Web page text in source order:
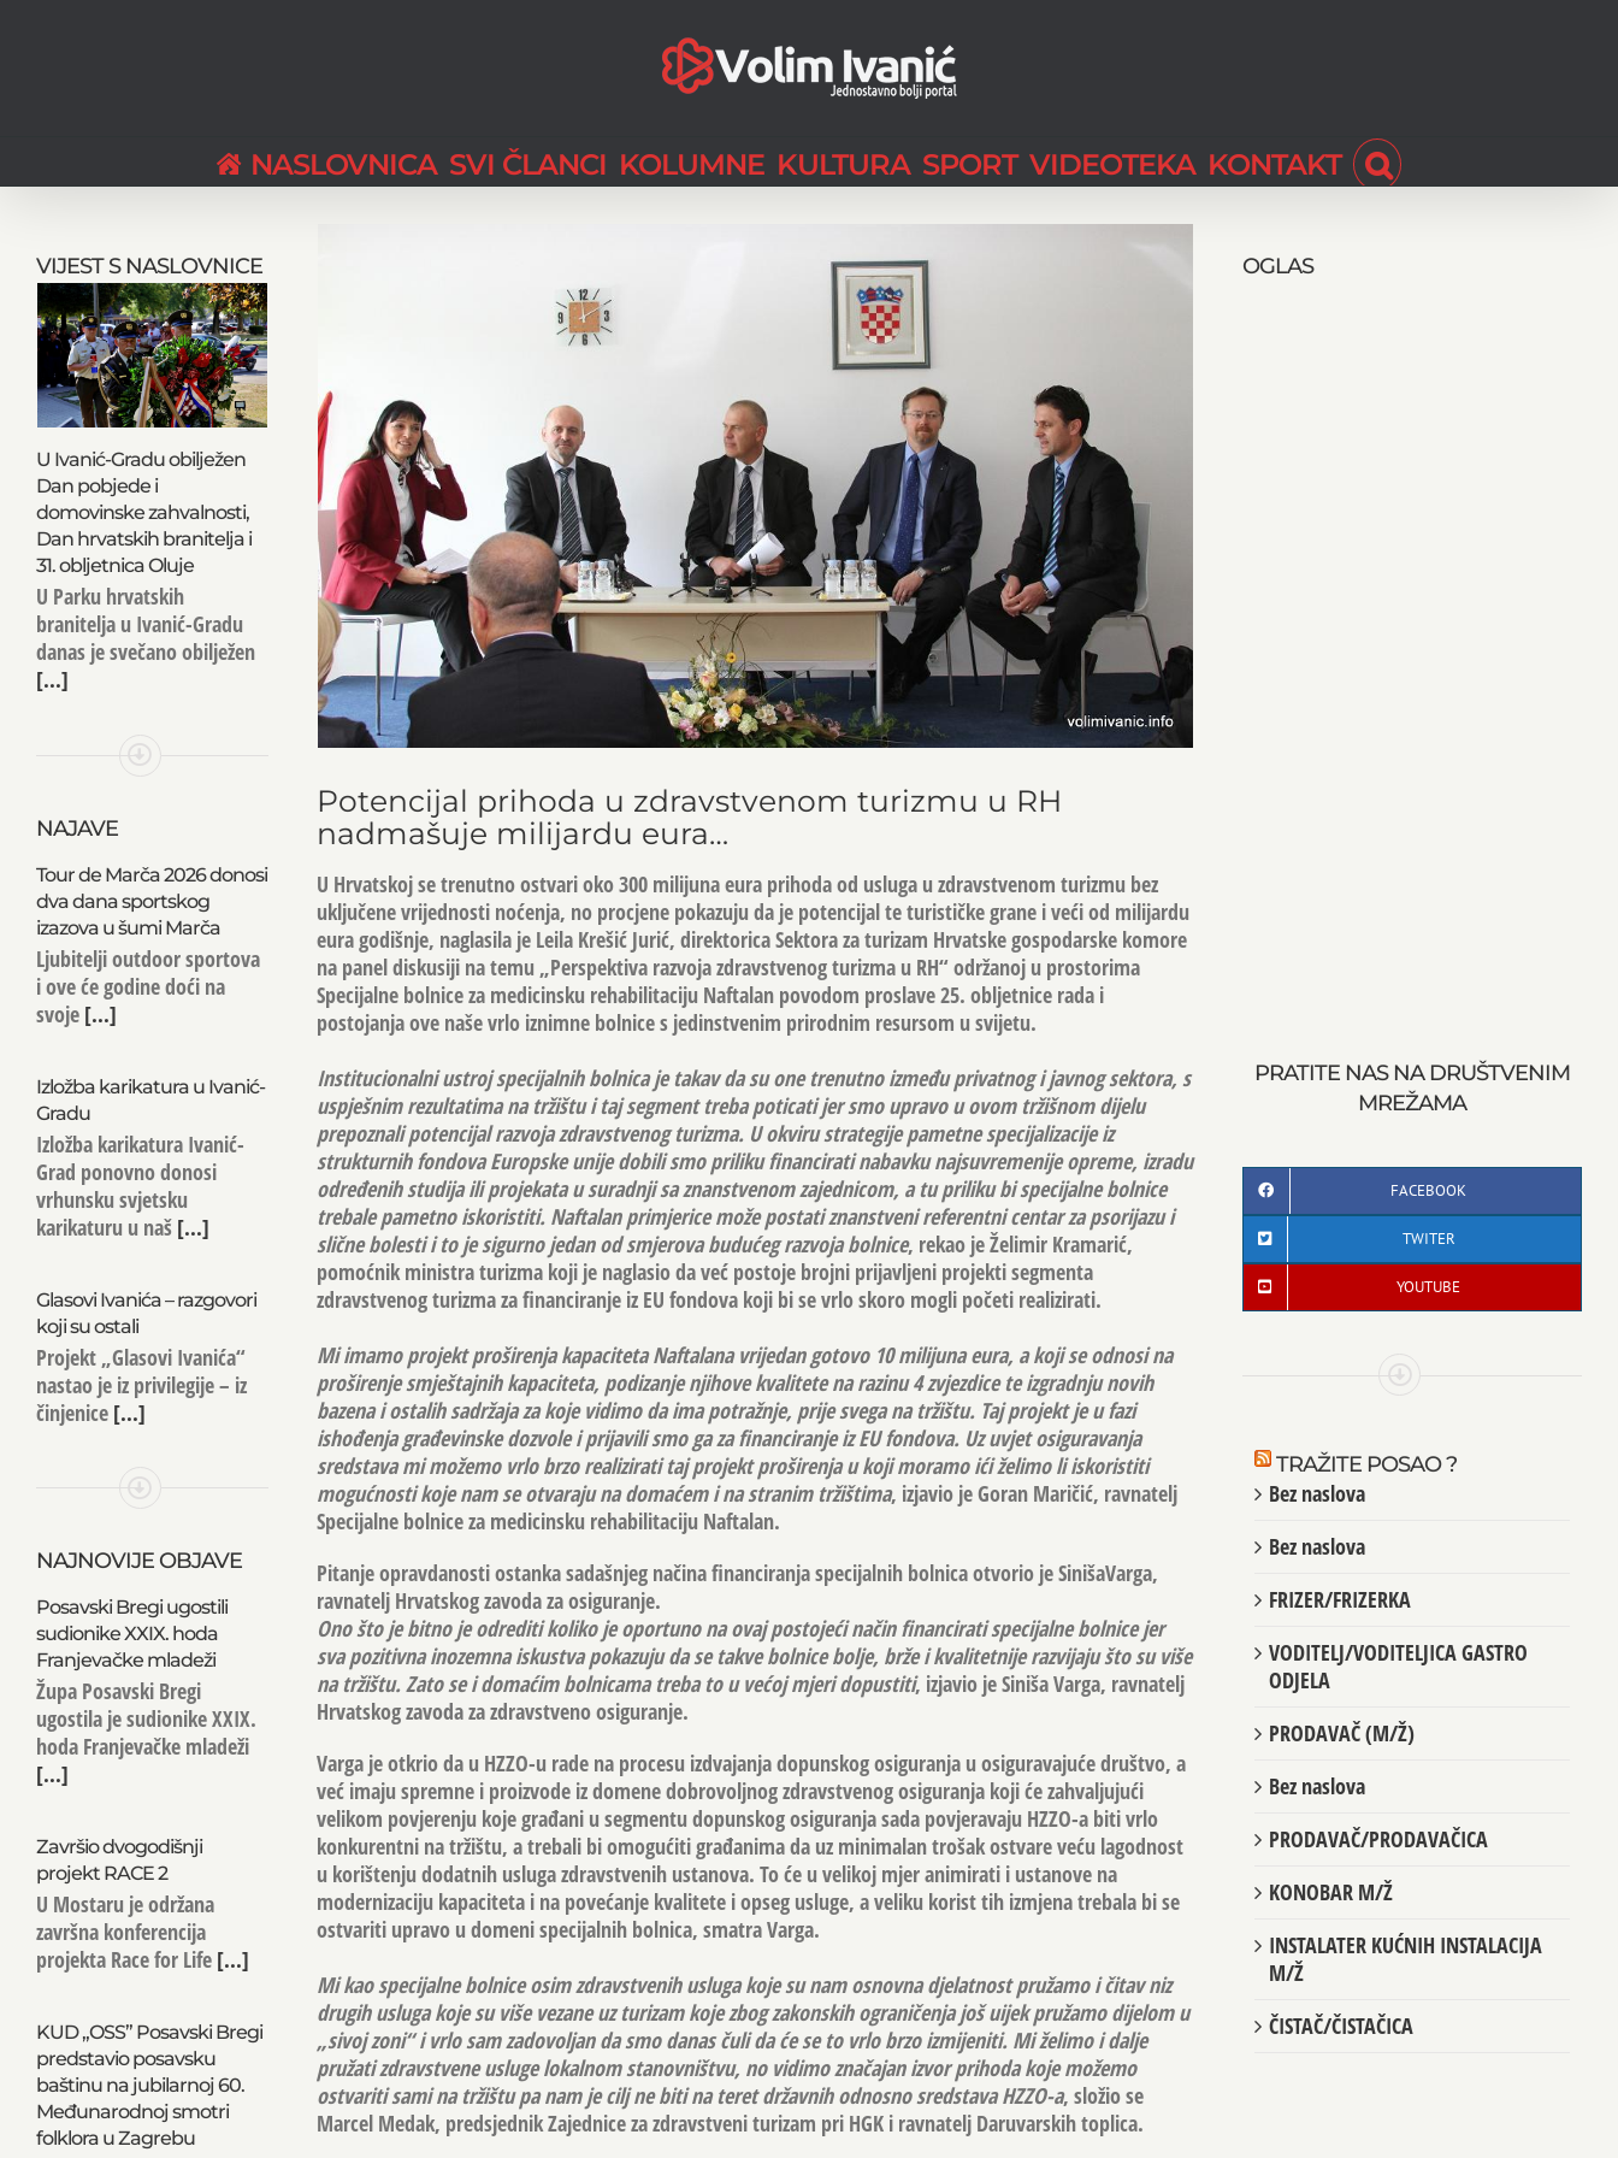
NASLOVNICA SVI ČLANCI KOLUMNE KULTURA SPORT VIDEOTEKA KONTAKT
Potencijal prihoda u zdravstvenom turizmu u RH
nadmašuje milijardu eura…
U Hrvatskoj se trenutno ostvari oko 300 milijuna eura prihoda od usluga u zdravstvenom turizmu bez
uključene vrijednosti noćenja, no procjene pokazuju da je potencijal te turističke grane i veći od milijardu
eura godišnje, naglasila je Leila Krešić Jurić, direktorica Sektora za turizam Hrvatske gospodarske komore
na panel diskusiji na temu „Perspektiva razvoja zdravstvenog turizma u RH“ održanoj u prostorima
Specijalne bolnice za medicinsku rehabilitaciju Naftalan povodom proslave 25. obljetnice rada i
postojanja ove naše vrlo iznimne bolnice s jedinstvenim prirodnim resursom u svijetu.
Institucionalni ustroj specijalnih bolnica je takav da su one trenutno između privatnog i javnog sektora, s
uspješnim rezultatima na tržištu i taj segment treba poticati jer smo upravo u ovom tržišnom dijelu
prepoznali potencijal razvoja zdravstvenog turizma. U okviru strategije pametne specijalizacije iz
strukturnih fondova Europske unije dobili smo priliku financirati nabavku najsuvremenije opreme, izradu
određenih studija ili projekata u suradnji sa znanstvenom zajednicom, a tu priliku bi specijalne bolnice
trebale pametno iskoristiti. Naftalan primjerice može postati znanstveni referentni centar za psorijazu i
slične bolesti i to je sigurno jedan od smjerova budućeg razvoja bolnice, rekao je Želimir Kramarić,
pomoćnik ministra turizma koji je naglasio da već postoje brojni prijavljeni projekti segmenta
zdravstvenog turizma za financiranje iz EU fondova koji bi se vrlo skoro mogli početi realizirati.
Mi imamo projekt proširenja kapaciteta Naftalana vrijedan gotovo 10 milijuna eura, a koji se odnosi na
proširenje smještajnih kapaciteta, podizanje njihove kvalitete na razinu 4 zvjezdice te izgradnju novih
bazena i ostalih sadržaja za koje vidimo da ima potražnje, prije svega na tržištu. Taj projekt je u fazi
ishođenja građevinske dozvole i prijavili smo ga za financiranje iz EU fondova. Uz uvjet osiguravanja
sredstava mi možemo vrlo brzo realizirati taj projekt proširenja u koji moramo ići želimo li iskoristiti
mogućnosti koje nam se otvaraju na domaćem i na stranim tržištima, izjavio je Goran Maričić, ravnatelj
Specijalne bolnice za medicinsku rehabilitaciju Naftalan.
Pitanje opravdanosti ostanka sadašnjeg načina financiranja specijalnih bolnica otvorio je SinišaVarga,
ravnatelj Hrvatskog zavoda za osiguranje.
Ono što je bitno je odrediti koliko je oportuno na ovaj postojeći način financirati specijalne bolnice jer
sva pozitivna inozemna iskustva pokazuju da se takve bolnice bolje, brže i kvalitetnije razvijaju što su više
na tržištu. Zato se i domaćim bolnicama treba to u većoj mjeri dopustiti, izjavio je Siniša Varga, ravnatelj
Hrvatskog zavoda za zdravstveno osiguranje.
Varga je otkrio da u HZZO-u rade na procesu izdvajanja dopunskog osiguranja u osiguravajuće društvo, a
već imaju spremne i proizvode iz domene dobrovoljnog zdravstvenog osiguranja koji će zahvaljujući
velikom povjerenju koje građani u segmentu dopunskog osiguranja sada povjeravaju HZZO-a biti vrlo
konkurentni na tržištu, a trebali bi omogućiti građanima da uz minimalan trošak ostvare veću lagodnost
u korištenju dodatnih usluga zdravstvenih ustanova. To će u velikoj mjer animirati i ustanove na
modernizaciju kapaciteta i na povećanje kvalitete i opseg usluge, a veliku korist tih izmjena trebala bi se
ostvariti upravo u domeni specijalnih bolnica, smatra Varga.
Mi kao specijalne bolnice osim zdravstvenih usluga koje su nam osnovna djelatnost pružamo i čitav niz
drugih usluga koje su više vezane uz turizam koje zbog zakonskih ograničenja još uijek pružamo dijelom u
„sivoj zoni“ i vrlo sam zadovoljan da smo danas čuli da će se to vrlo brzo izmijeniti. Mi želimo i dalje
pružati zdravstvene usluge lokalnom stanovništvu, no vidimo značajan izvor prihoda koje možemo
ostvariti sami na tržištu pa nam je cilj ne biti na teret državnih odnosno sredstava HZZO-a, složio se
Marcel Medak, predsjednik Zajednice za zdravstveni turizam pri HGK i ravnatelj Daruvarskih toplica.
VIJEST S NASLOVNICE
U Ivanić-Gradu obilježen
Dan pobjede i
domovinske zahvalnosti,
Dan hrvatskih branitelja i
31. obljetnica Oluje
U Parku hrvatskih
branitelja u Ivanić-Gradu
danas je svečano obilježen
[...]
NAJAVE
Tour de Marča 2026 donosi
dva dana sportskog
izazova u šumi Marča
Ljubitelji outdoor sportova
i ove će godine doći na
svoje[...]
Izložba karikatura u Ivanić-
Gradu
Izložba karikatura Ivanić-
Grad ponovno donosi
vrhunsku svjetsku
karikaturu u naš[...]
Glasovi Ivanića – razgovori
koji su ostali
Projekt „Glasovi Ivanića“
nastao je iz privilegije – iz
činjenice[...]
NAJNOVIJE OBJAVE
Posavski Bregi ugostili
sudionike XXIX. hoda
Franjevačke mladeži
Župa Posavski Bregi
ugostila je sudionike XXIX.
hoda Franjevačke mladeži
[...]
Završio dvogodišnji
projekt RACE 2
U Mostaru je održana
završna konferencija
projekta Race for Life[...]
KUD „OSS” Posavski Bregi
predstavio posavsku
baštinu na jubilarnoj 60.
Međunarodnoj smotri
folklora u Zagrebu
OGLAS
PRATITE NAS NA DRUŠTVENIM
MREŽAMA
FACEBOOK
TWITER
YOUTUBE
TRAŽITE POSAO ?
Bez naslova
Bez naslova
FRIZER/FRIZERKA
VODITELJ/VODITELJICA GASTRO
ODJELA
PRODAVAČ (M/Ž)
Bez naslova
PRODAVAČ/PRODAVAČICA
KONOBAR M/Ž
INSTALATER KUĆNIH INSTALACIJA
M/Ž
ČISTAČ/ČISTAČICA